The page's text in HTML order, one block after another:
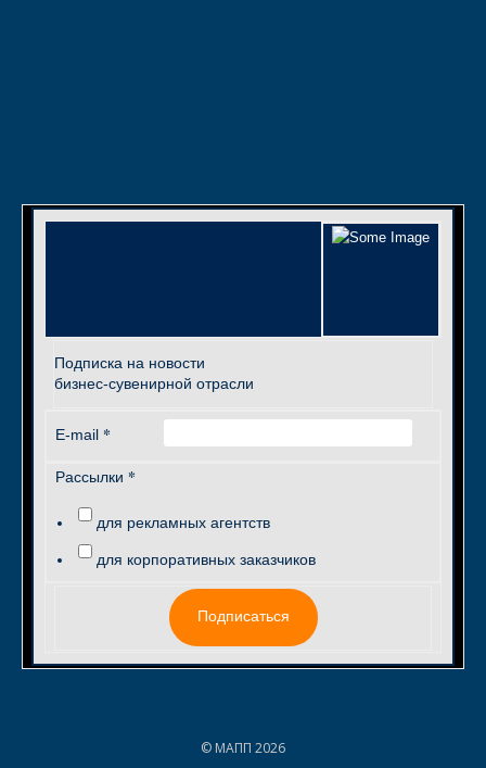
Подписка на новости
бизнес-сувенирной отрасли
E-mail *
Рассылки *
для рекламных агентств
для корпоративных заказчиков
Подписаться
© МАПП 2026